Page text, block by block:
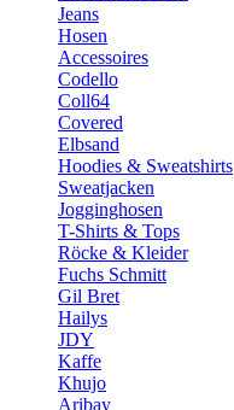
Jeans
Hosen
Accessoires
Codello
Coll64
Covered
Elbsand
Hoodies & Sweatshirts
Sweatjacken
Jogginghosen
T-Shirts & Tops
Röcke & Kleider
Fuchs Schmitt
Gil Bret
Hailys
JDY
Kaffe
Khujo
Aribay